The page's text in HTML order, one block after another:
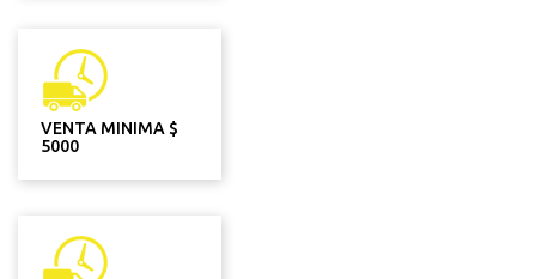
VENTA MINIMA $
5000